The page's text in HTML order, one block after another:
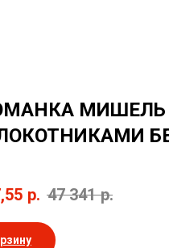
МИШЕЛЬ
р. 47 341 р.